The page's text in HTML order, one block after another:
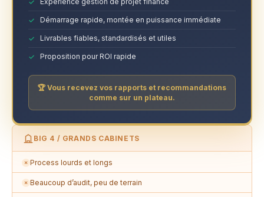
Démarrage rapide, montée en puissance immédiate
Livrables fiables, standardisés et utiles
Proposition pour ROI rapide
🏆 Vous recevez vos rapports et recommandations
comme sur un plateau.
BIG 4 / GRANDS CABINETS
✗ Process lourds et longs
✗ Beaucoup d’audit, peu de terrain